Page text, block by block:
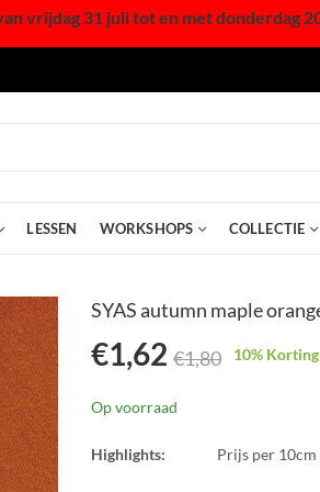
vrijdag 31 juli tot en met donderdag
LESSEN WORKSHOPS COLLECTIE
SYAS autumn maple
€1,62 €1,80 10% Korting
Op voorraad
Highlights: Prijs per 10cm